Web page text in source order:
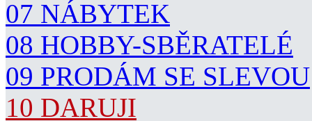
07 NÁBYTEK
08 HOBBY-SBĚRATELÉ
09 PRODÁM SE SLEVOU
10 DARUJI